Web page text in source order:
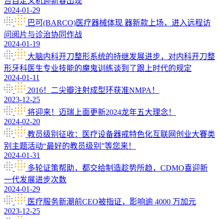
2024-01-29
巴可(BARCO)医疗器械体现 器新款上场，进入远程访
问阅片与诊治协同作战
2024-01-19
大脑内科开刀整形系统的持继发展进步，对内科开刀整
形牙科医生专业技能的魔鬼训练谈到了跟上时代的规定
2024-01-11
2016！二尖瓣注射成型环获准NMPA！
2023-12-25
将迎来！迈瑞上面更新2024龙年五大理念！
2024-02-20
教员级别征收：医疗设备器戒特色化互联网创业大賽类
别主题活动“最好的教员级别”等您来！
2024-01-31
多轮证策帮助，都交给制造趁势所趋，CDMO喜迎新
一代发展进步次数
2024-01-29
医疗服务新潮前CEO被指证，影响逾 4000 万加元
2023-12-25